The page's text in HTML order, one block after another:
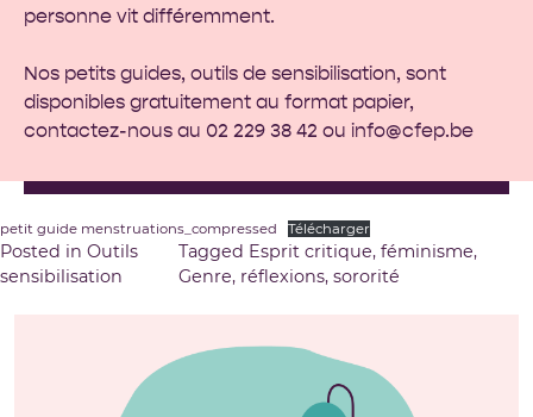
personne vit différemment.
Nos petits guides, outils de sensibilisation, sont
disponibles gratuitement au format papier,
contactez-nous au 02 229 38 42 ou info@cfep.be
petit guide menstruations_compressed Télécharger
Posted in Outils
sensibilisation
Tagged Esprit critique,féminisme,
Genre, réflexions,sororité